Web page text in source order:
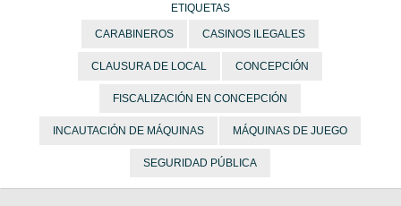
ETIQUETAS
CARABINEROS CASINOS ILEGALES
CLAUSURA DE LOCAL CONCEPCIÓN
FISCALIZACIÓN EN CONCEPCIÓN
INCAUTACIÓN DE MÁQUINAS MÁQUINAS DE JUEGO
SEGURIDAD PÚBLICA